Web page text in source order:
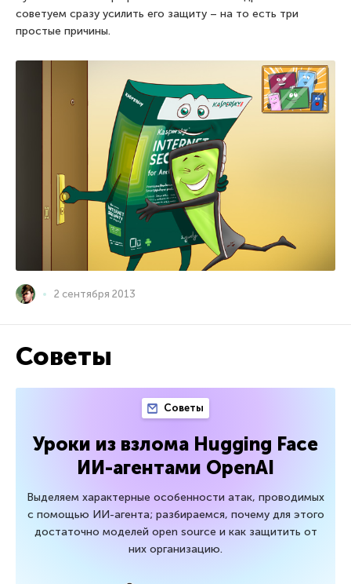
советуем сразу усилить его защиту – на то есть три
простые причины.
2 сентября 2013
Советы
Советы
Уроки из взлома Hugging Face
ИИ-агентами OpenAI
Выделяем характерные особенности атак, проводимых
с помощью ИИ-агента; разбираемся, почему для этого
достаточно моделей open source и как защитить от
них организацию.